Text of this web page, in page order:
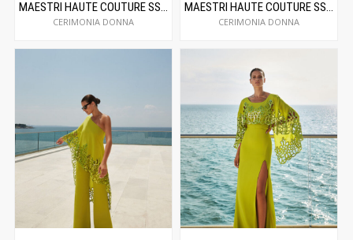
MAESTRI HAUTE COUTURE SS24C5028
CERIMONIA DONNA
MAESTRI HAUTE COUTURE SS24C5029
CERIMONIA DONNA